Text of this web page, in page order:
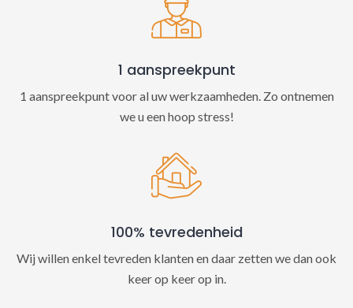
1 aanspreekpunt
1 aanspreekpunt voor al uw werkzaamheden. Zo ontnemen
we u een hoop stress!
100% tevredenheid
Wij willen enkel tevreden klanten en daar zetten we dan ook
keer op keer op in.